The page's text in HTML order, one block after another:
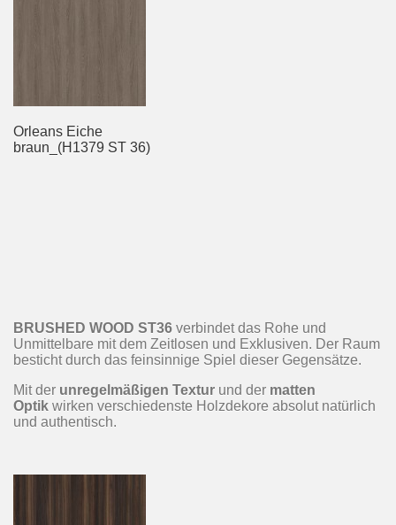
Orleans Eiche
braun_(H1379 ST 36)
BRUSHED WOOD ST36 verbindet das Rohe und
Unmittelbare mit dem Zeitlosen und Exklusiven. Der Raum
besticht durch das feinsinnige Spiel dieser Gegensätze.
Mit der unregelmäßigen Textur und der matten
Optik wirken verschiedenste Holzdekore absolut natürlich
und authentisch.